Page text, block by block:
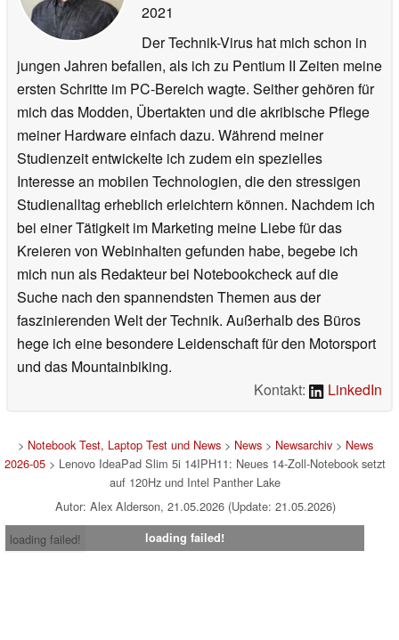
2021
Der Technik-Virus hat mich schon in
jungen Jahren befallen, als ich zu Pentium II Zeiten meine
ersten Schritte im PC-Bereich wagte. Seither gehören für
mich das Modden, Übertakten und die akribische Pflege
meiner Hardware einfach dazu. Während meiner
Studienzeit entwickelte ich zudem ein spezielles
Interesse an mobilen Technologien, die den stressigen
Studienalltag erheblich erleichtern können. Nachdem ich
bei einer Tätigkeit im Marketing meine Liebe für das
Kreieren von Webinhalten gefunden habe, begebe ich
mich nun als Redakteur bei Notebookcheck auf die
Suche nach den spannendsten Themen aus der
faszinierenden Welt der Technik. Außerhalb des Büros
hege ich eine besondere Leidenschaft für den Motorsport
und das Mountainbiking.
Kontakt:
LinkedIn
> Notebook Test, Laptop Test und News> News> Newsarchiv> News
2026-05 > Lenovo IdeaPad Slim 5i 14IPH11: Neues 14-Zoll-Notebook setzt
auf 120Hz und Intel Panther Lake
Autor: Alex Alderson, 21.05.2026 (Update: 21.05.2026)
loading failed!
loading failed!